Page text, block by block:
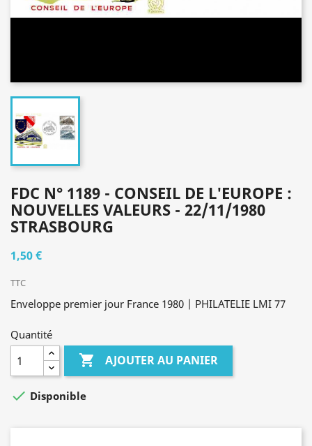
FDC N° 1189 - CONSEIL DE L'EUROPE :
NOUVELLES VALEURS - 22/11/1980
STRASBOURG
1,50 €
TTC
Enveloppe premier jour France 1980 | PHILATELIE LMI 77
Quantité
 AJOUTER AU PANIER
 Disponible